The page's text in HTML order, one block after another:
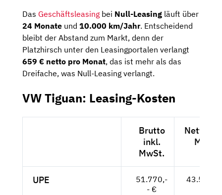
Das Geschäftsleasing bei Null-Leasing läuft über
24 Monate und 10.000 km/Jahr. Entscheidend
bleibt der Abstand zum Markt, denn der
Platzhirsch unter den Leasingportalen verlangt
659 € netto pro Monat, das ist mehr als das
Dreifache, was Null-Leasing verlangt.
VW Tiguan: Leasing-Kosten
Brutto
inkl.
MwSt.
Netto
MwSt.
UPE
51.770,-
- €